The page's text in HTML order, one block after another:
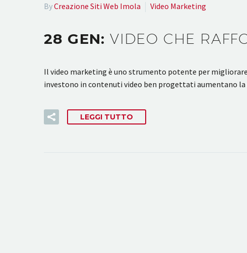
ByCreazione Siti Web Imola Video Marketing
28 GEN:VIDEO CHE
Il video marketing è uno strumento potente per
investono in contenuti video ben progettati aumentano
LEGGI TUTTO